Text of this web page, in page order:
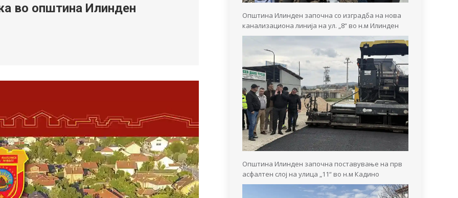
во општина Илинден
Општина Илинден започна со изградба на нова
канализациона линија на ул. „8“ во н.м Илинден
Општина Илинден започна поставување на прв
асфалтен слој на улица „11“ во н.м Кадино